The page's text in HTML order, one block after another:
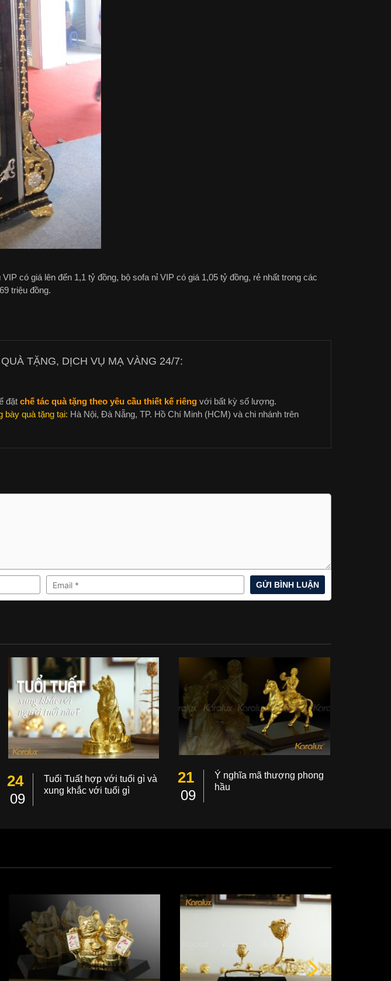
có giá lên đến 1,1 tỷ đồng, bộ sofa nỉ VIP có giá 1,05 tỷ đồng, rẻ nhất trong các
triệu đồng.
TẶNG, DỊCH VỤ MẠ VÀNG 24/7:
đặt chế tác quà tặng theo yêu cầu thiết kế riêngvới bất kỳ số lượng.
bày quà tặng tại: Hà Nội, Đà Nẵng, TP. Hồ Chí Minh (HCM) và chi nhánh trên
24
09
Tuổi Tuất hợp với tuổi gì và
xung khắc với tuổi gì
21
09
Ý nghĩa mã thượng phong
hầu